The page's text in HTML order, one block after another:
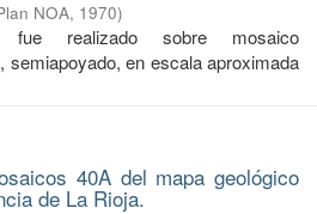
NOA, 1970)
realizado sobre mosaico
semiapoyado, en escala aproximada
40A del mapa geológico
de La Rioja.